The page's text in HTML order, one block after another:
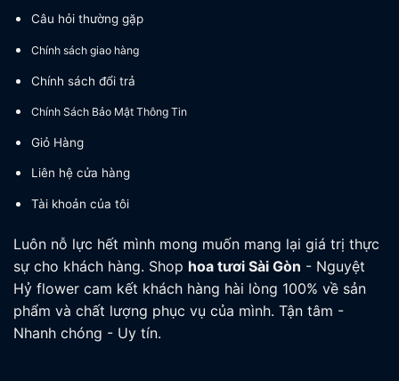
Câu hỏi thường gặp
Chính sách giao hàng
Chính sách đổi trả
Chính Sách Bảo Mật Thông Tin
Giỏ Hàng
Liên hệ cửa hàng
Tài khoản của tôi
Luôn nỗ lực hết mình mong muốn mang lại giá trị thực
sự cho khách hàng. Shop hoa tươi Sài Gòn - Nguyệt
Hỷ flower cam kết khách hàng hài lòng 100% về sản
phẩm và chất lượng phục vụ của mình. Tận tâm -
Nhanh chóng - Uy tín.